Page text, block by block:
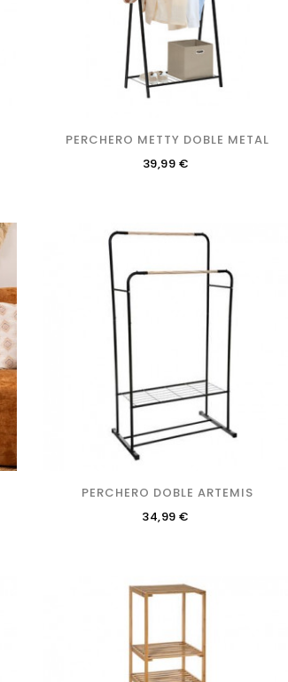
PERCHERO METTY DOBLE METAL
Precio
39,99 €
PERCHERO DOBLE ARTEMIS
Precio
34,99 €